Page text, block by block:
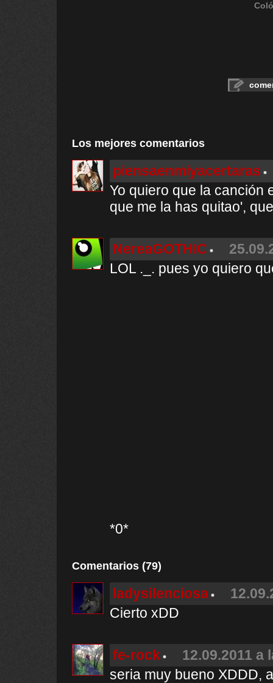
Los mejores comentarios
piensaenmiyacertaras
Yo quiero que la canción
que me la has quitao',
NereaGOTHIC
LOL ._. pues yo quiero
*0*
Comentarios (79)
ladysilenciosa
Cierto xDD
fe-rock
12.09.2011 a
seria muy bueno XDDD,